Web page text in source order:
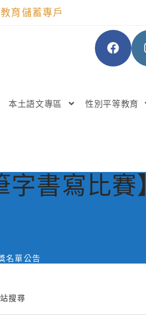
教育儲蓄專戶
本土語文專區 性別平等教育
書寫比賽】
名單公告
搜尋